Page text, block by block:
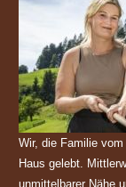
Wir, die Familie
Haus gelebt.
unmittelbarer Nähe